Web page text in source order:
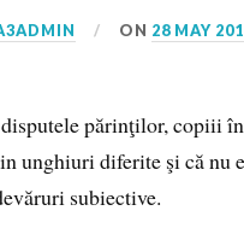
ON 28 MAY
părinţilor, copiii
unghiuri diferite şi că nu
subiective.